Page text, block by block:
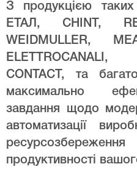
З продукцією
ЕТАЛ, CHINT,
WEIDMULLER,
CONTACT, та
максимально
завдання щодо
автоматизації
продуктивності